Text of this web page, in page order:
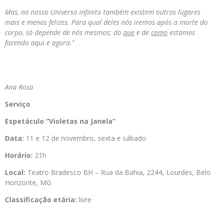
Mas, no nosso Universo infinito também existem outros lugares
mais e menos felizes. Para qual deles nós iremos após a morte do
corpo, só depende de nós mesmos; do que e de como estamos
fazendo aqui e agora.”
Ana Rosa
Serviço
Espetáculo “Violetas na Janela”
Data: 11 e 12 de novembro, sexta e sábado
Horário: 21h
Local: Teatro Bradesco BH – Rua da Bahia, 2244, Lourdes, Belo
Horizonte, MG
Classificação etária: livre